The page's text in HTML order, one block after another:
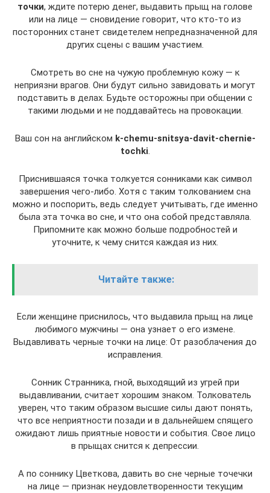
точки, ждите потерю денег, выдавить прыщ на голове
или на лице — сновидение говорит, что кто-то из
посторонних станет свидетелем непредназначенной для
других сцены с вашим участием.
Смотреть во сне на чужую проблемную кожу — к
неприязни врагов. Они будут сильно завидовать и могут
подставить в делах. Будьте осторожны при общении с
такими людьми и не поддавайтесь на провокации.
Ваш сон на английском k-chemu-snitsya-davit-chernie-
tochki.
Приснившаяся точка толкуется сонниками как символ
завершения чего-либо. Хотя с таким толкованием сна
можно и поспорить, ведь следует учитывать, где именно
была эта точка во сне, и что она собой представляла.
Припомните как можно больше подробностей и
уточните, к чему снится каждая из них.
Читайте также:
Если женщине приснилось, что выдавила прыщ на лице
любимого мужчины — она узнает о его измене.
Выдавливать черные точки на лице: От разоблачения до
исправления.
Сонник Странника, гной, выходящий из угрей при
выдавливании, считает хорошим знаком. Толкователь
уверен, что таким образом высшие силы дают понять,
что все неприятности позади и в дальнейшем спящего
ожидают лишь приятные новости и события. Свое лицо
в прыщах снится к депрессии.
А по соннику Цветкова, давить во сне черные точечки
на лице — признак неудовлетворенности текущим